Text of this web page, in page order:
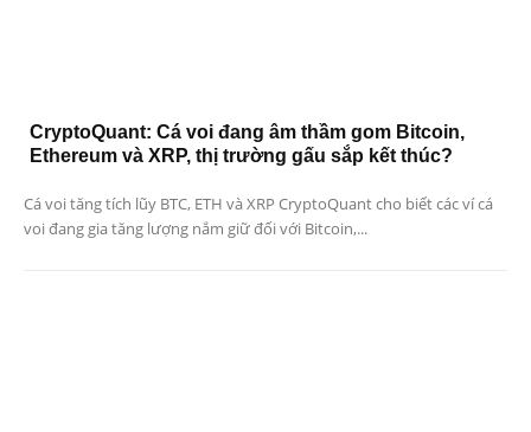
CryptoQuant: Cá voi đang âm thầm gom Bitcoin,
Ethereum và XRP, thị trường gấu sắp kết thúc?
Cá voi tăng tích lũy BTC, ETH và XRP CryptoQuant cho biết các ví cá
voi đang gia tăng lượng nắm giữ đối với Bitcoin,...